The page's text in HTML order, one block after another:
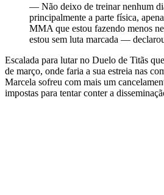
— Não deixo de treinar nenhum
principalmente a parte física,
MMA que estou fazendo menos
estou sem luta marcada —
Escalada para lutar no Duelo de Titãs
de março, onde faria a sua estreia nas
Marcela sofreu com mais um
impostas para tentar conter a